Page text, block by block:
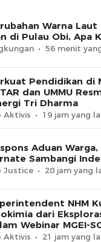
Warna
di Pulau Obi, Apa
56 menit
Pendidikan di
dan UMMU
Tri Dharma
Aktivis 19 jam yang
Aduan
Sambangi
Justice 20 jam yang
NHM
dari
Webinar MGEI-
Aktivis 21 jam yang